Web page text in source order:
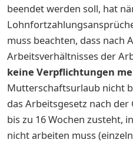
beendet werden soll, hat
muss beachten, dass nach
Arbeitsverhältnisses der
keine Verpflichtungen
Mutterschaftsurlaub nicht
das Arbeitsgesetz nach
bis zu 16 Wochen zusteht,
nicht arbeiten muss